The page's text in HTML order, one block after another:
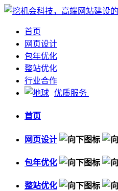
首页
网页设计
包年优化
整站优化
行业合作
优质服务
首页
网页设计
包年优化
整站优化